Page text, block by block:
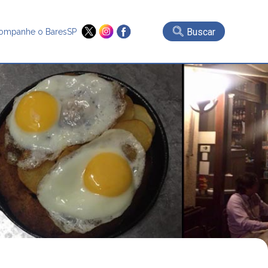
o BaresSP Buscar